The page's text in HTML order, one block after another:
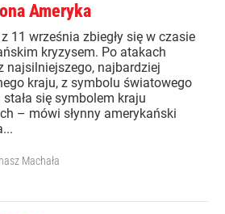
Ameryka
11 września zbiegły się w czasie
kryzysem. Po atakach
najsilniejszego, najbardziej
kraju, z symbolu światowego
się symbolem kraju
– mówi słynny amerykański
Machała